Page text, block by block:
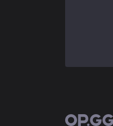
OP.GG